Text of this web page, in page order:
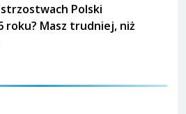
Polski
roku? Masz trudniej, niż